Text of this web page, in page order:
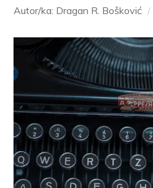
Autor/ka: Dragan R. Bošković